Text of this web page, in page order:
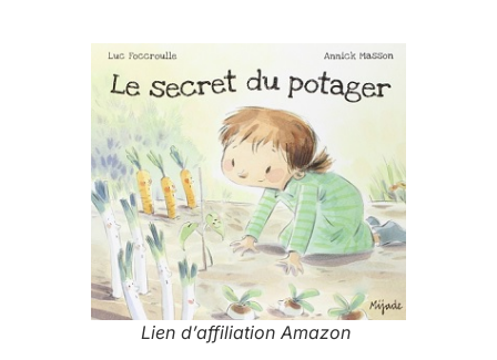
Lien d’affiliation Amazon